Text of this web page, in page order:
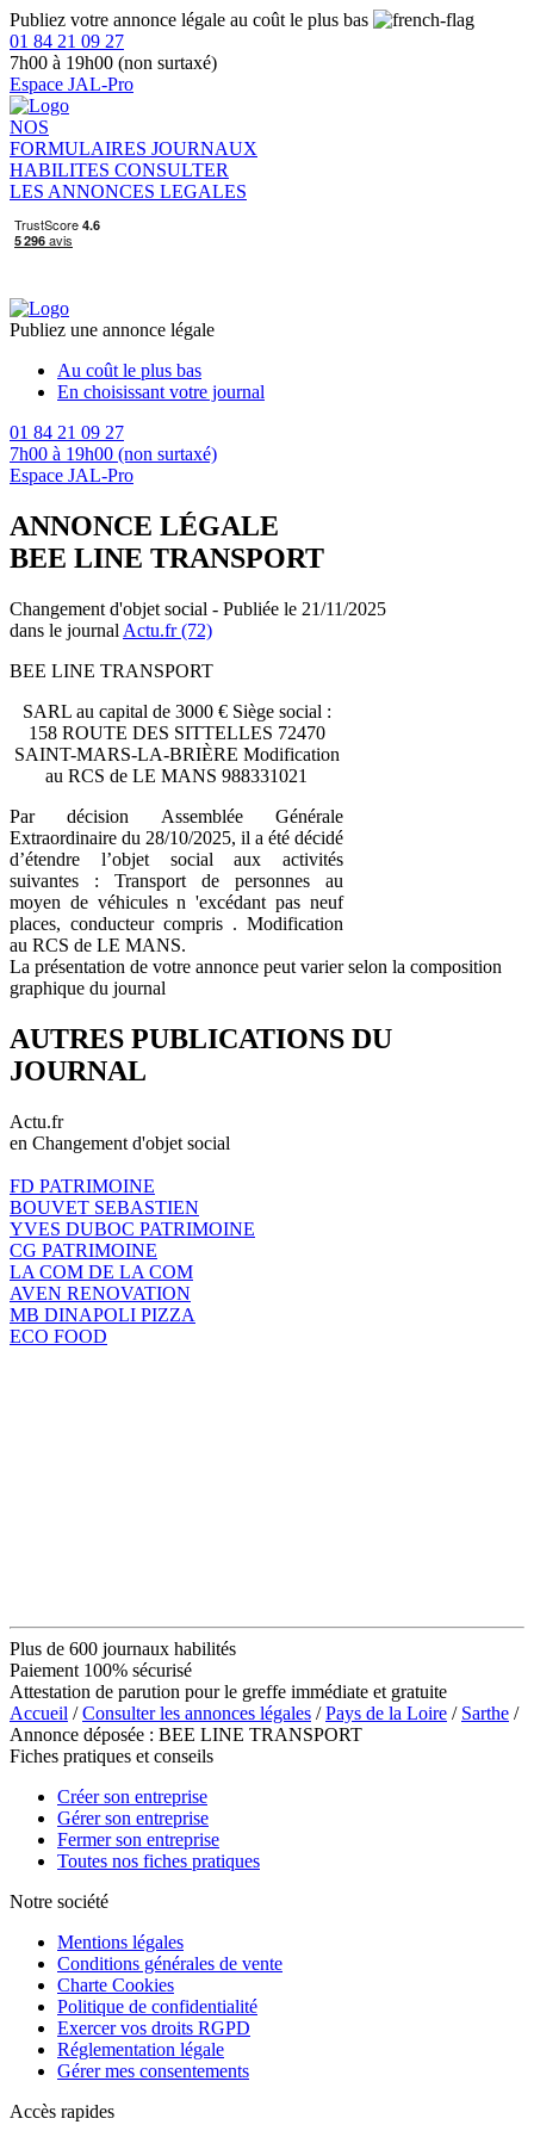
Publiez votre annonce légale au coût le plus bas
01 84 21 09 27
7h00 à 19h00 (non surtaxé)
Espace JAL-Pro
NOS
FORMULAIRES JOURNAUX
HABILITES CONSULTER
LES ANNONCES LEGALES
Publiez une annonce légale
Au coût le plus bas
En choisissant votre journal
01 84 21 09 27
7h00 à 19h00 (non surtaxé)
Espace JAL-Pro
ANNONCE LÉGALE
BEE LINE TRANSPORT
Changement d'objet social - Publiée le 21/11/2025
dans le journal Actu.fr (72)
BEE LINE TRANSPORT
SARL au capital de 3000 € Siège social :
158 ROUTE DES SITTELLES 72470
SAINT-MARS-LA-BRIÈRE Modification
au RCS de LE MANS 988331021
Par décision Assemblée Générale
Extraordinaire du 28/10/2025, il a été décidé
d’étendre l’objet social aux activités
suivantes : Transport de personnes au
moyen de véhicules n 'excédant pas neuf
places, conducteur compris . Modification
au RCS de LE MANS.
La présentation de votre annonce peut varier selon la composition
graphique du journal
AUTRES PUBLICATIONS DU
JOURNAL
Actu.fr
en Changement d'objet social
FD PATRIMOINE
BOUVET SEBASTIEN
YVES DUBOC PATRIMOINE
CG PATRIMOINE
LA COM DE LA COM
AVEN RENOVATION
MB DINAPOLI PIZZA
ECO FOOD
Plus de 600 journaux habilités
Paiement 100% sécurisé
Attestation de parution pour le greffe immédiate et gratuite
Accueil /Consulter les annonces légales /Pays de la Loire / Sarthe /
Annonce déposée : BEE LINE TRANSPORT
Fiches pratiques et conseils
Créer son entreprise
Gérer son entreprise
Fermer son entreprise
Toutes nos fiches pratiques
Notre société
Mentions légales
Conditions générales de vente
Charte Cookies
Politique de confidentialité
Exercer vos droits RGPD
Réglementation légale
Gérer mes consentements
Accès rapides